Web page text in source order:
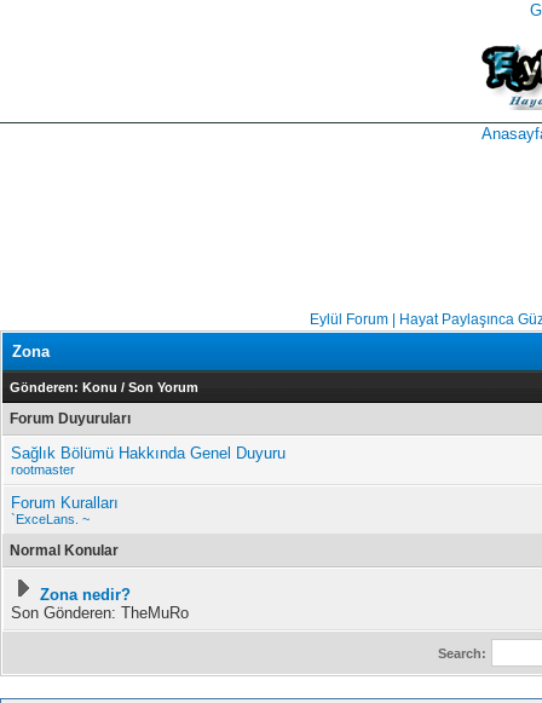
Eylül Forum | Hayat Paylaşınca
Zona
Gönderen: Konu / Son Yorum
Forum Duyuruları
Sağlık Bölümü Hakkında Genel Duyuru
rootmaster
Forum Kuralları
`ExceLans. ~
Normal Konular
Zona nedir?
Son Gönderen: TheMuRo
Search: